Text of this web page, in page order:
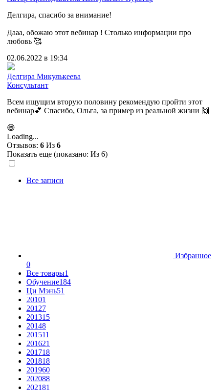
Делгира, спасибо за внимание!
Дааа, обожаю этот вебинар ! Столько информации про
любовь 🥰
02.06.2022 в 19:34
Делгира Микулькеева
Консультант
Всем ищущим вторую половину рекомендую пройти этот
вебинар💕 Спасибо, Ольга, за пример из реальной жизни 🙌
😄
Loading...
Отзывов: 6 Из 6
Показать еще (показано: Из 6)
Все записи
Избранное
0
Все товары1
Обучение184
Ци Мэнь51
20101
20127
201315
20148
201511
201621
201718
201818
201960
202088
202181